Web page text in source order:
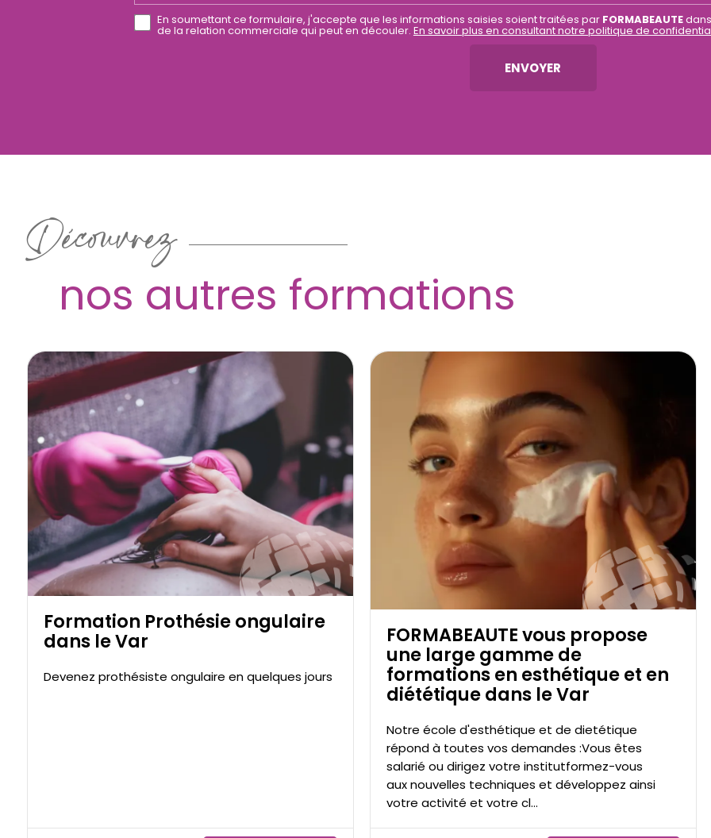
En soumettant ce formulaire, j'accepte que les informations saisies soient traitées par FORMABEAUTE
de la relation commerciale qui peut en découler. En savoir plus en consultant notre politique de
Découvrez
nos autres formations
alt="formation onglerie à la Valette du Var"
title="formation onglerie à la Valette du Var"/>
Formation Prothésie ongulaire
dans le Var
Devenez prothésiste ongulaire en quelques jours
alt="var esthétique ecole terrade formabeaute
alternance" title="var esthétique ecole terrade
FORMABEAUTE vous propose
une large gamme de
formations en esthétique et en
diététique dans le Var
Notre école d'esthétique et de dietétique
répond à toutes vos demandes :Vous êtes
salarié ou dirigez votre institutformez-vous
aux nouvelles techniques et développez ainsi
votre activité et votre cl...